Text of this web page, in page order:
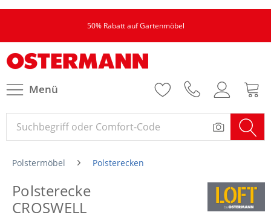
50% Rabatt auf Gartenmöbel
Menü
Polstermöbel Polsterecken
Polsterecke
CROSWELL